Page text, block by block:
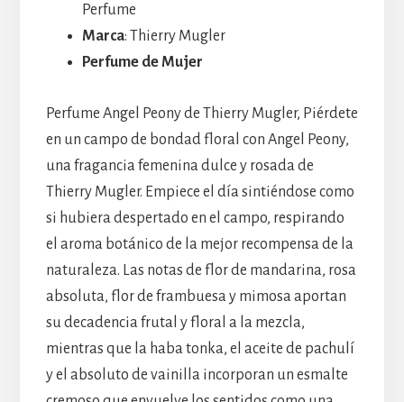
Perfume
Marca: Thierry Mugler
Perfume de Mujer
Perfume Angel Peony de Thierry Mugler, Piérdete
en un campo de bondad floral con Angel Peony,
una fragancia femenina dulce y rosada de
Thierry Mugler. Empiece el día sintiéndose como
si hubiera despertado en el campo, respirando
el aroma botánico de la mejor recompensa de la
naturaleza. Las notas de flor de mandarina, rosa
absoluta, flor de frambuesa y mimosa aportan
su decadencia frutal y floral a la mezcla,
mientras que la haba tonka, el aceite de pachulí
y el absoluto de vainilla incorporan un esmalte